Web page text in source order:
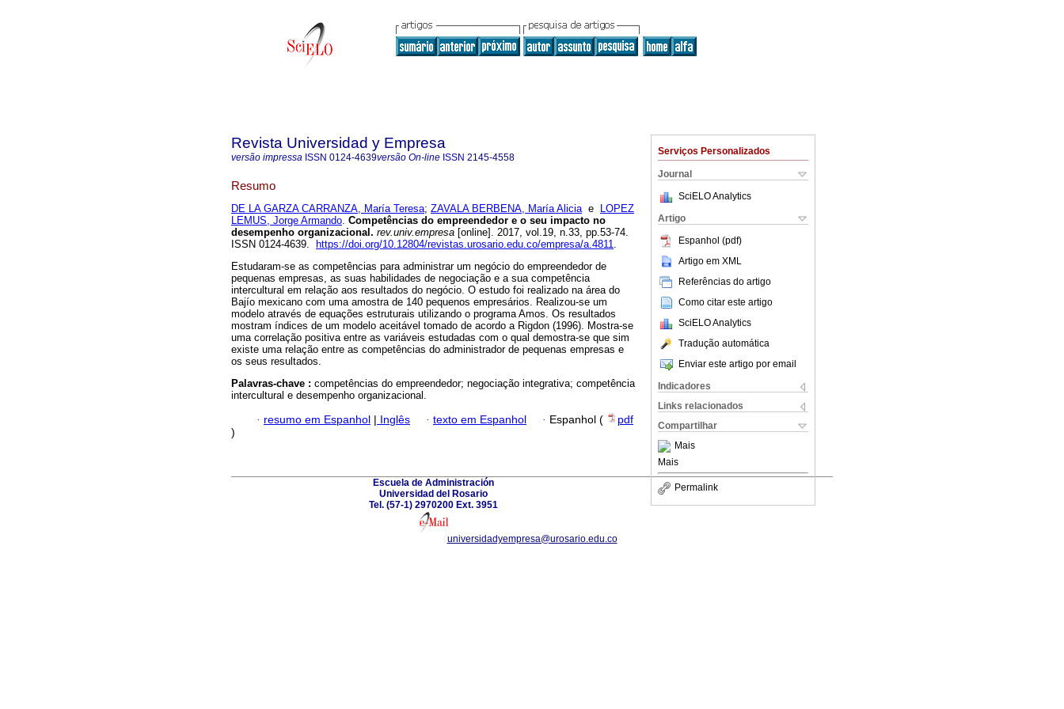
Serviços Personalizados
Journal
SciELO Analytics
Artigo
Espanhol (pdf)
Artigo em XML
Referências do artigo
Como citar este artigo
SciELO Analytics
Tradução automática
Enviar este artigo por email
Indicadores
Links relacionados
Compartilhar
Mais
Mais
Permalink
Revista Universidad y Empresa
versão impressa ISSN 0124-4639versão On-line ISSN 2145-4558
Resumo
DE LA GARZA CARRANZA, María Teresa; ZAVALA BERBENA, María Aliciae
LOPEZ
LEMUS, Jorge Armando. Competências do empreendedor e o seu impacto no
desempenho organizacional. rev.univ.empresa [online]. 2017, vol.19, n.33, pp.53-74.
ISSN 0124-4639.
https://doi.org/10.12804/revistas.urosario.edu.co/empresa/a.4811.
Estudaram-se as competências para administrar um negócio do empreendedor de
pequenas empresas, as suas habilidades de negociação e a sua competência
intercultural em relação aos resultados do negócio. O estudo foi realizado na área do
Bajío mexicano com uma amostra de 140 pequenos empresários. Realizou-se um
modelo através de equações estruturais utilizando o programa Amos. Os resultados
mostram índices de um modelo aceitável tomado de acordo a Rigdon (1996). Mostra-se
uma correlação positiva entre as variáveis estudadas com o qual demostra-se que sim
existe uma relação entre as competências do administrador de pequenas empresas e
os seus resultados.
Palavras-chave : competências do empreendedor; negociação integrativa; competência
intercultural e desempenho organizacional.
· resumo em Espanhol | Inglês · texto em Espanhol · Espanhol (
pdf
)
Escuela de Administración
Universidad del Rosario
Tel. (57-1) 2970200 Ext. 3951
universidadyempresa@urosario.edu.co